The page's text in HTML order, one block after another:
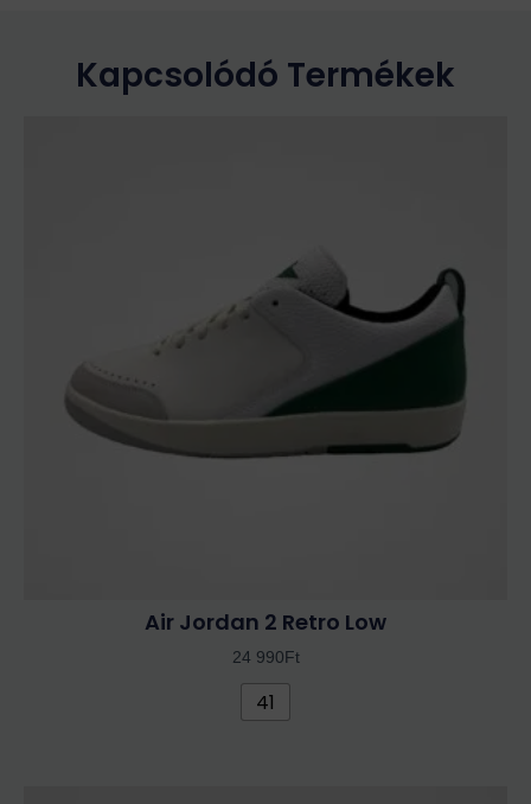
Kapcsolódó Termékek
Air Jordan 2 Retro Low
24 990Ft
van.
A
termékoldalon
ki
41